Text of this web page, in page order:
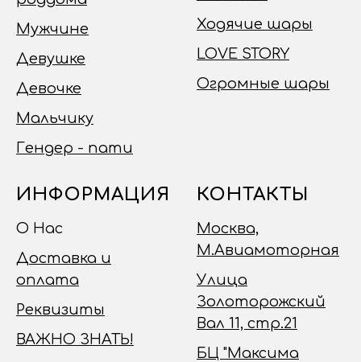
Мужчине
Девушке
Девочке
Мальчику
Гендер - пати
Ходячие шары
LOVE STORY
Огромные шары
ИНФОРМАЦИЯ
О Нас
Доставка и
оплата
Реквизиты
ВАЖНО ЗНАТЬ!
КОНТАКТЫ
Москва,
М.Авиамоторная
Улица
Золоторожский
Вал 11, стр.21
БЦ "Максима